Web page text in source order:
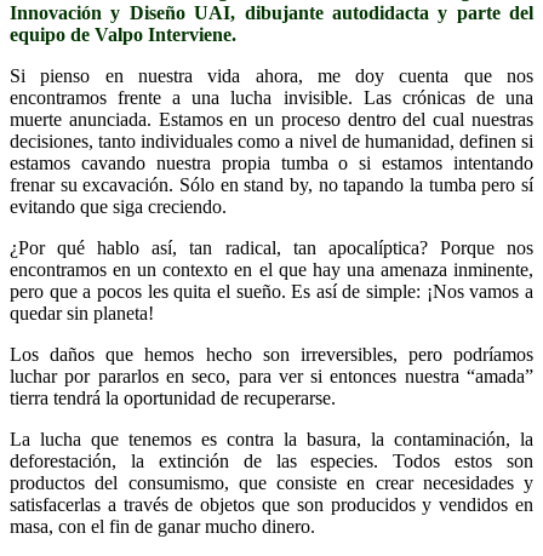
Innovación y Diseño UAI, dibujante autodidacta y parte del
equipo de Valpo Interviene.
Si pienso en nuestra vida ahora, me doy cuenta que nos
encontramos frente a una lucha invisible. Las crónicas de una
muerte anunciada. Estamos en un proceso dentro del cual nuestras
decisiones, tanto individuales como a nivel de humanidad, definen si
estamos cavando nuestra propia tumba o si estamos intentando
frenar su excavación. Sólo en stand by, no tapando la tumba pero sí
evitando que siga creciendo.
¿Por qué hablo así, tan radical, tan apocalíptica? Porque nos
encontramos en un contexto en el que hay una amenaza inminente,
pero que a pocos les quita el sueño. Es así de simple: ¡Nos vamos a
quedar sin planeta!
Los daños que hemos hecho son irreversibles, pero podríamos
luchar por pararlos en seco, para ver si entonces nuestra “amada”
tierra tendrá la oportunidad de recuperarse.
La lucha que tenemos es contra la basura, la contaminación, la
deforestación, la extinción de las especies. Todos estos son
productos del consumismo, que consiste en crear necesidades y
satisfacerlas a través de objetos que son producidos y vendidos en
masa, con el fin de ganar mucho dinero.